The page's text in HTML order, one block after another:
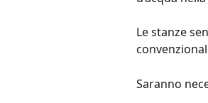
Le stanze
Saranno